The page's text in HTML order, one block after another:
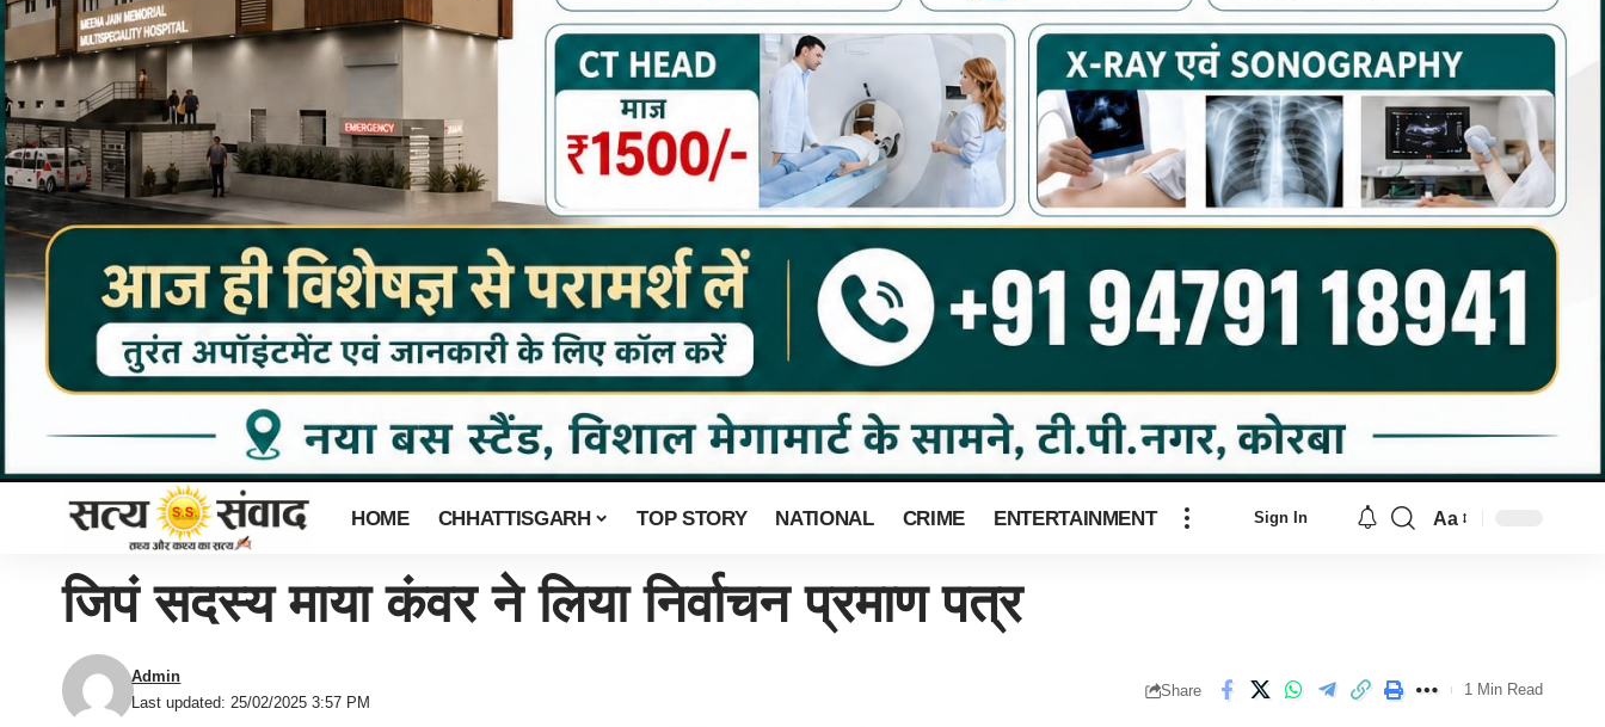
HOME CHHATTISGARH TOP STORY NATIONAL CRIME ENTERTAINMENT Sign In Aa
जिपं सदस्य माया कंवर ने लिया निर्वाचन प्रमाण पत्र
Last updated: 25/02/2025 3:57 PM
Admin
Share 1 Min Read